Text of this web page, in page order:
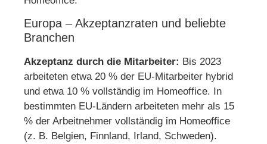
Europa – Akzeptanzraten und beliebte
Branchen
Akzeptanz durch die Mitarbeiter: Bis 2023
arbeiteten etwa 20 % der EU-Mitarbeiter hybrid
und etwa 10 % vollständig im Homeoffice. In
bestimmten EU-Ländern arbeiteten mehr als 15
% der Arbeitnehmer vollständig im Homeoffice
(z. B. Belgien, Finnland, Irland, Schweden).